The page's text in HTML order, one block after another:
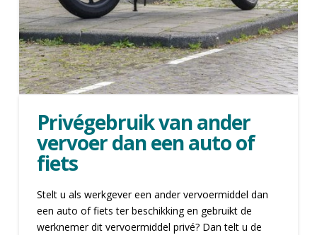
Privégebruik van ander
vervoer dan een auto of
fiets
Stelt u als werkgever een ander vervoermiddel dan
een auto of fiets ter beschikking en gebruikt de
werknemer dit vervoermiddel privé? Dan telt u de